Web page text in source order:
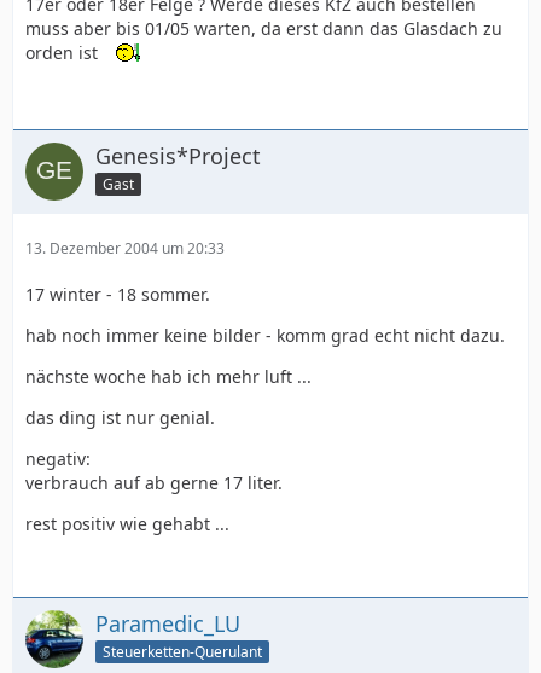
muss aber bis 01/05 warten, da erst dann das Glasdach zu
orden ist
Genesis*Project
Gast
13. Dezember 2004 um 20:33
17 winter - 18 sommer.
hab noch immer keine bilder - komm grad echt nicht dazu.
nächste woche hab ich mehr luft ...
das ding ist nur genial.
negativ:
verbrauch auf ab gerne 17 liter.
rest positiv wie gehabt ...
Paramedic_LU
Steuerketten-Querulant